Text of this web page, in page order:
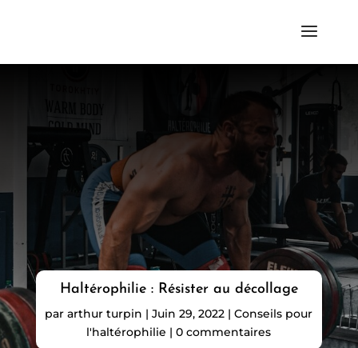
Haltérophilie : Résister au décollage
pararthur turpin |Juin 29, 2022 |Conseils pour
l'haltérophilie |0 commentaires